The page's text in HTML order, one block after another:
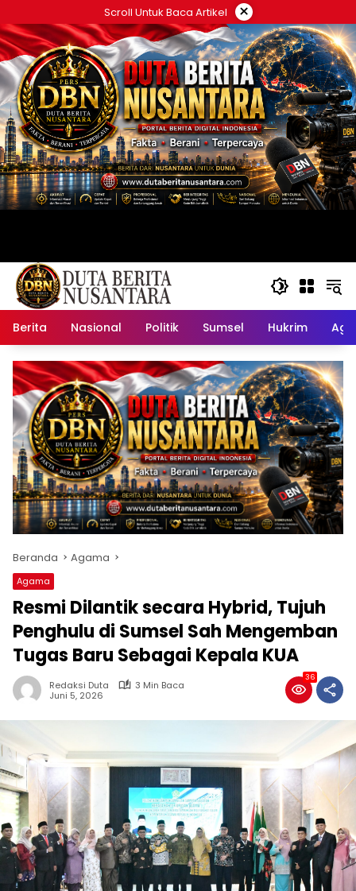
ke
konten
Scroll Untuk Baca Artikel ×
Berita Nasional Politik Sumsel Hukrim
Beranda Agama
Agama
Resmi Dilantik secara Hybrid, Tujuh
Penghulu di Sumsel Sah Mengemban
Tugas Baru Sebagai Kepala KUA
Redaksi Duta
3 Min Baca
Juni 5, 2026
36